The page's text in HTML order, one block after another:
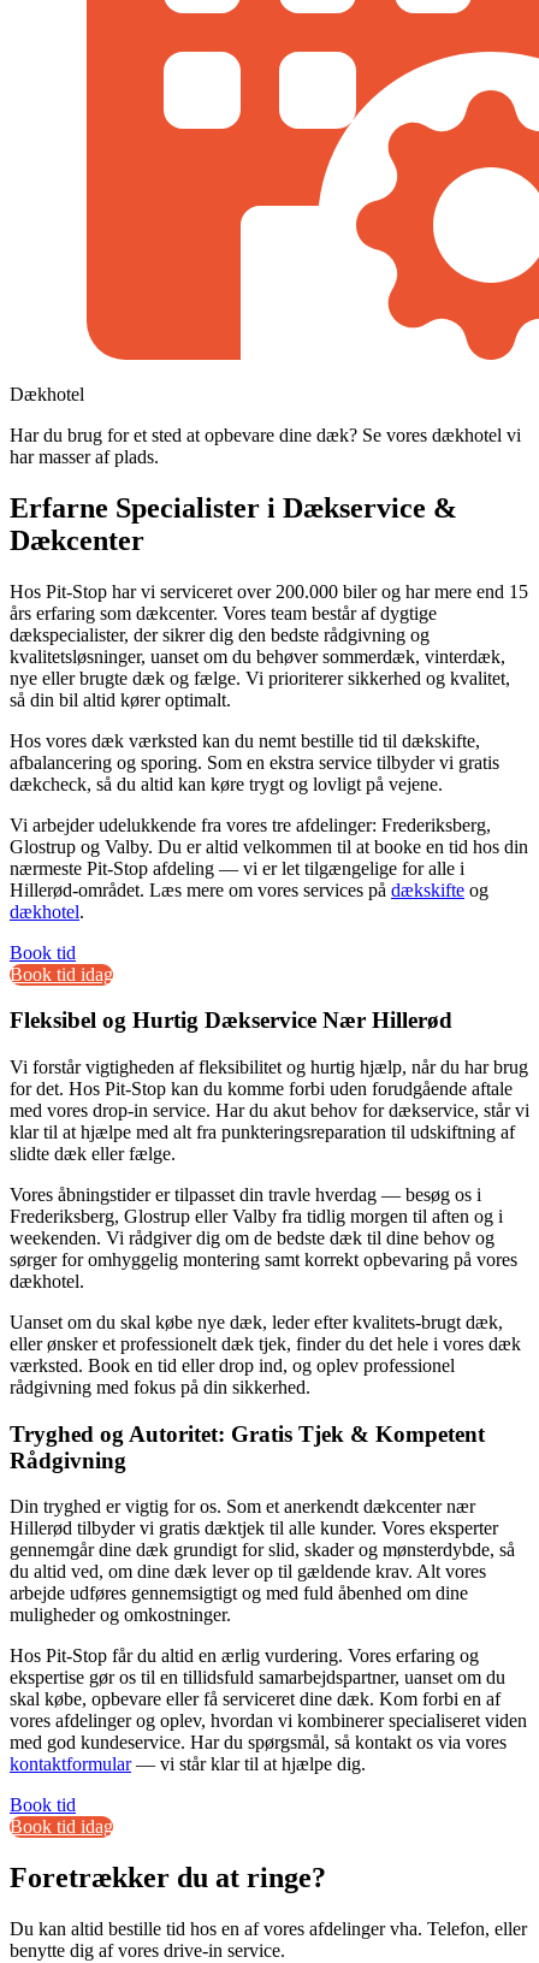
Dækhotel
Har du brug for et sted at opbevare dine dæk? Se vores dækhotel vi
har masser af plads.
Erfarne Specialister i Dækservice &
Dækcenter
Hos Pit-Stop har vi serviceret over 200.000 biler og har mere end 15
års erfaring som dækcenter. Vores team består af dygtige
dækspecialister, der sikrer dig den bedste rådgivning og
kvalitetsløsninger, uanset om du behøver sommerdæk, vinterdæk,
nye eller brugte dæk og fælge. Vi prioriterer sikkerhed og kvalitet,
så din bil altid kører optimalt.
Hos vores dæk værksted kan du nemt bestille tid til dækskifte,
afbalancering og sporing. Som en ekstra service tilbyder vi gratis
dækcheck, så du altid kan køre trygt og lovligt på vejene.
Vi arbejder udelukkende fra vores tre afdelinger: Frederiksberg,
Glostrup og Valby. Du er altid velkommen til at booke en tid hos din
nærmeste Pit-Stop afdeling — vi er let tilgængelige for alle i
Hillerød-området. Læs mere om vores services på dækskifte og
dækhotel.
Book tid
Book tid idag
Fleksibel og Hurtig Dækservice Nær Hillerød
Vi forstår vigtigheden af fleksibilitet og hurtig hjælp, når du har brug
for det. Hos Pit-Stop kan du komme forbi uden forudgående aftale
med vores drop-in service. Har du akut behov for dækservice, står vi
klar til at hjælpe med alt fra punkteringsreparation til udskiftning af
slidte dæk eller fælge.
Vores åbningstider er tilpasset din travle hverdag — besøg os i
Frederiksberg, Glostrup eller Valby fra tidlig morgen til aften og i
weekenden. Vi rådgiver dig om de bedste dæk til dine behov og
sørger for omhyggelig montering samt korrekt opbevaring på vores
dækhotel.
Uanset om du skal købe nye dæk, leder efter kvalitets-brugt dæk,
eller ønsker et professionelt dæk tjek, finder du det hele i vores dæk
værksted. Book en tid eller drop ind, og oplev professionel
rådgivning med fokus på din sikkerhed.
Tryghed og Autoritet: Gratis Tjek & Kompetent
Rådgivning
Din tryghed er vigtig for os. Som et anerkendt dækcenter nær
Hillerød tilbyder vi gratis dæktjek til alle kunder. Vores eksperter
gennemgår dine dæk grundigt for slid, skader og mønsterdybde, så
du altid ved, om dine dæk lever op til gældende krav. Alt vores
arbejde udføres gennemsigtigt og med fuld åbenhed om dine
muligheder og omkostninger.
Hos Pit-Stop får du altid en ærlig vurdering. Vores erfaring og
ekspertise gør os til en tillidsfuld samarbejdspartner, uanset om du
skal købe, opbevare eller få serviceret dine dæk. Kom forbi en af
vores afdelinger og oplev, hvordan vi kombinerer specialiseret viden
med god kundeservice. Har du spørgsmål, så kontakt os via vores
kontaktformular— vi står klar til at hjælpe dig.
Book tid
Book tid idag
Foretrækker du at ringe?
Du kan altid bestille tid hos en af vores afdelinger vha. Telefon, eller
benytte dig af vores drive-in service.